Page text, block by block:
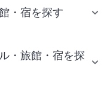
・宿を探す
・旅館・宿を探